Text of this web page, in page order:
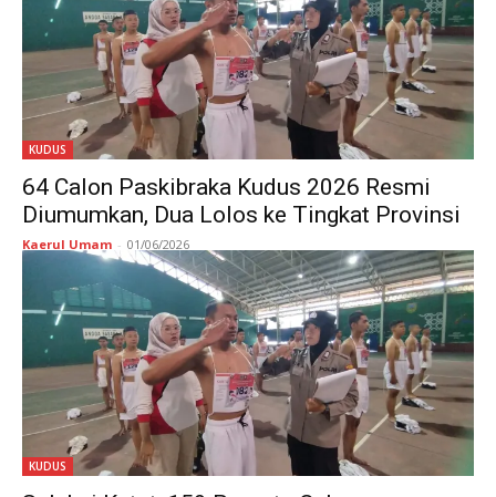
KUDUS
64 Calon Paskibraka Kudus 2026 Resmi
Diumumkan, Dua Lolos ke Tingkat Provinsi
Kaerul Umam - 01/06/2026
KUDUS